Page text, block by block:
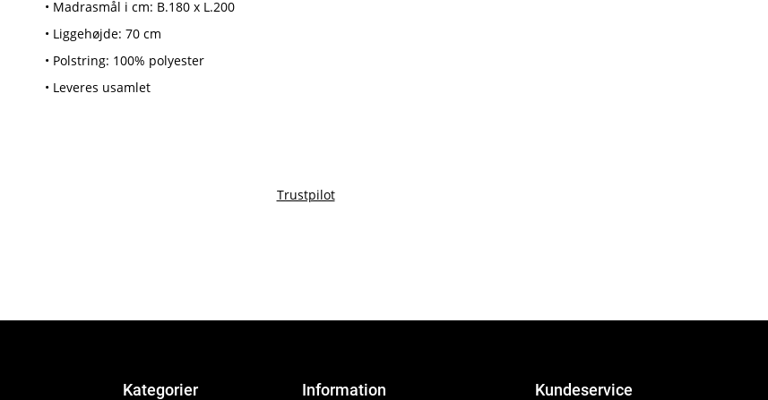
• Madrasmål i cm: B.180 x L.200
• Liggehøjde: 70 cm
• Polstring: 100% polyester
• Leveres usamlet
Trustpilot
Kategorier Information Kundeservice